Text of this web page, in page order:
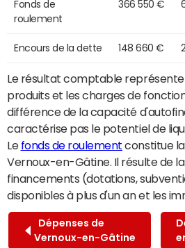
Fonds de
roulement
366 550 €
Encours de la dette 148 660 €
Le résultat comptable
produits et les charges de
différence de la capacité
caractérise pas le potentiel de
Le fonds de roulement constitue la
Vernoux-en-Gâtine. Il résulte de
financements (dotations,
disponibles à plus d'un an et les
Dépenses de
Vernoux-en-Gâtine